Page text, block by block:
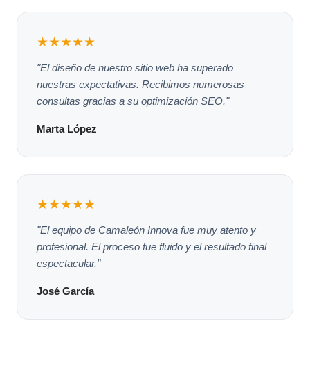
★★★★★
"El diseño de nuestro sitio web ha superado
nuestras expectativas. Recibimos numerosas
consultas gracias a su optimización SEO."
Marta López
★★★★★
"El equipo de Camaleón Innova fue muy atento y
profesional. El proceso fue fluido y el resultado final
espectacular."
José García